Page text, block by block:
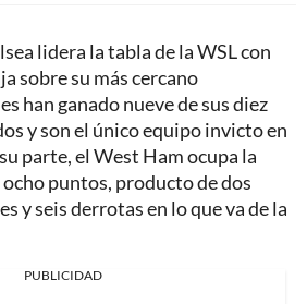
lidera la tabla de la WSL con
sobre su más cercano
han ganado nueve de sus diez
y son el único equipo invicto en
parte, el West Ham ocupa la
puntos, producto de dos
y seis derrotas en lo que va de la
PUBLICIDAD